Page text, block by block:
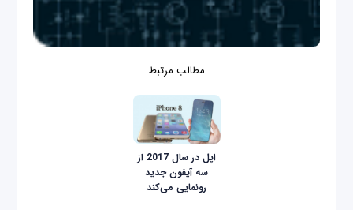
مطالب مرتبط
اپل در سال 2017 از
سه آیفون جدید
رونمایی می‌کند